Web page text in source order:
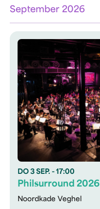
September 2026
DO 3 SEP. - 17:00
Noordkade Veghel
Philsurround 2026